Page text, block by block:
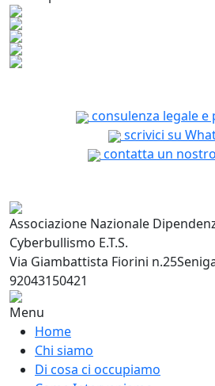
consulenza legale e
scrivici su
contatta un
Associazione Nazionale
Cyberbullismo E.T.S.
Via Giambattista Fiorini n.25
92043150421
Menu
Home
Chi siamo
Di cosa ci occupiamo